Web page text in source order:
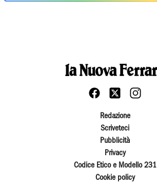
Redazione
Scriveteci
Pubblicità
Privacy
Codice Etico e Modello 231
Cookie policy